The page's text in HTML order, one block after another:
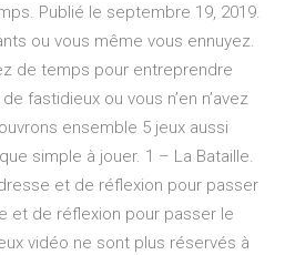
Publié le septembre 19, 2019.
ou vous même vous ennuyez.
de temps pour entreprendre
fastidieux ou vous n’en n’avez
ensemble 5 jeux aussi
simple à jouer. 1 – La Bataille.
et de réflexion pour passer
et de réflexion pour passer le
vidéo ne sont plus réservés à